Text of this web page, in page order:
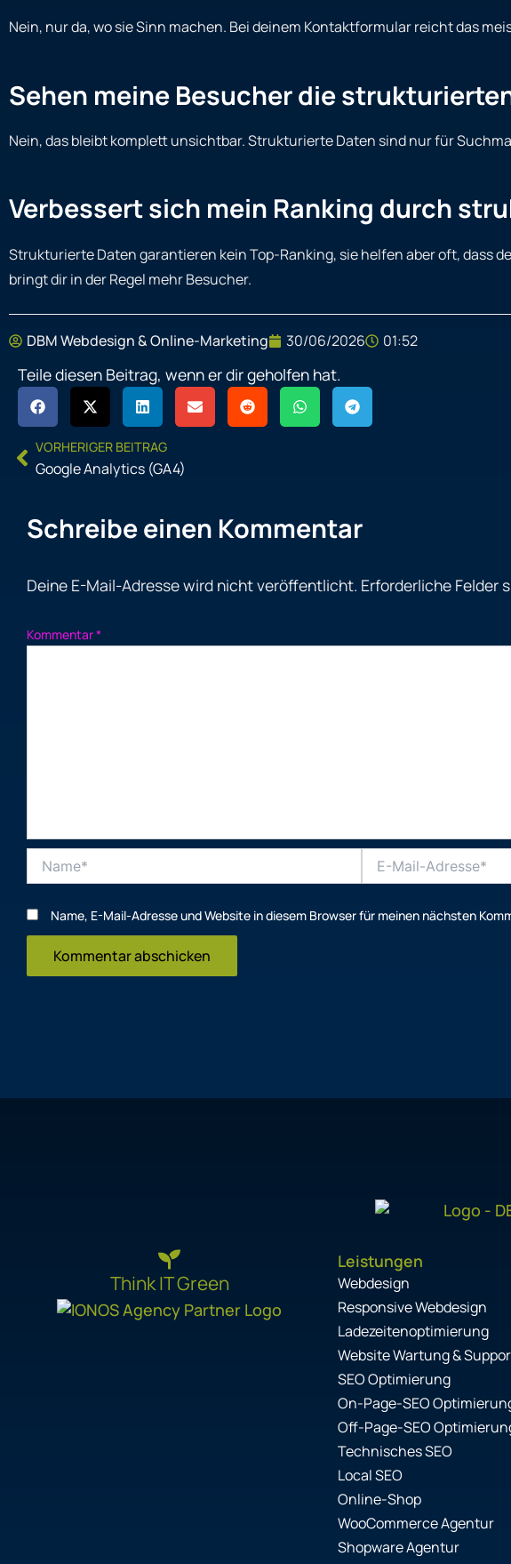
Nein, nur da, wo sie Sinn machen. Bei deinem Kontaktformular reicht das
Sehen meine Besucher die
Nein, das bleibt komplett unsichtbar. Strukturierte Daten sind nur für
Verbessert sich mein Ranking durch
Strukturierte Daten garantieren kein Top-Ranking, sie helfen aber oft, dass
bringt dir in der Regel mehr Besucher.
DBM Webdesign & Online-Marketing 30/06/2026 01:52
Teile diesen Beitrag, wenn er dir geholfen hat.
Prev
VORHERIGER BEITRAG
Google Analytics (GA4)
Schreibe einen Kommentar
Deine E-Mail-Adresse wird nicht veröffentlicht. Erforderliche Felder
Kommentar*
Mail-
Name, E-Mail-Adresse und Website in diesem Browser für meinen nächsten
Think IT Green
Leistungen
Webdesign
Responsive Webdesign
Ladezeitenoptimierung
Website Wartung &
SEO Optimierung
On-Page-SEO
Off-Page-SEO
Technisches SEO
Local SEO
Online-Shop
WooCommerce Agentur
Shopware Agentur